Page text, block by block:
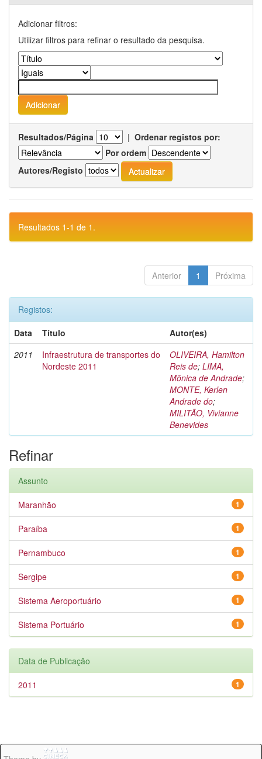
Adicionar filtros:
Utilizar filtros para refinar o resultado da pesquisa.
Resultados/Página | Ordenar registos por:
Por ordem
Autores/Registo
Resultados 1-1 de 1.
Anterior 1 Próxima
Registos:
Data
Título
Autor(es)
2011
Infraestrutura de transportes do
Nordeste 2011
OLIVEIRA, Hamilton
Reis de; LIMA,
Mônica de Andrade;
MONTE, Kerlen
Andrade do;
MILITÃO, Vivianne
Benevides
Refinar
Assunto
1
Maranhão
1
Paraíba
1
Pernambuco
1
Sergipe
1
Sistema Aeroportuário
1
Sistema Portuário
Data de Publicação
1
2011